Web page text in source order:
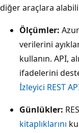
diğer araçlara
Ölçümler:
verilerini
kullanın. API,
ifadelerini
İzleyici REST
Günlükler:
kitaplıklarını